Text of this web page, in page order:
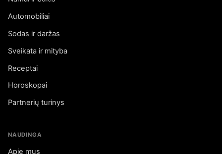
Automobiliai
Sodas ir daržas
Sveikata ir mityba
Receptai
Horoskopai
Partnerių turinys
NAUDINGA
Apie mus